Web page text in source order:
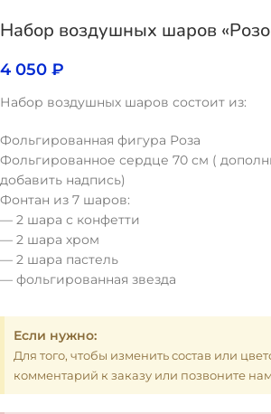
Набор воздушных шаров
4 050 ₽
Набор воздушных шаров состоит из:
Фольгированная фигура Роза
Фольгированное сердце 70 см (
добавить надпись)
Фонтан из 7 шаров:
— 2 шара с конфетти
— 2 шара хром
— 2 шара пастель
— фольгированная звезда
Если нужно:
Для того, чтобы изменить состав или
комментарий к заказу или позвоните нам